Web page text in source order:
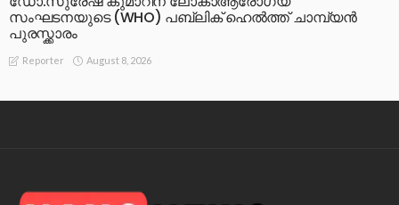
സംഘടനയുടെ (WHO) പബ്ലിക് ഹെൽത്ത് ചാമ്പ്യൻ
പുരസ്ക്കാരം
Reporter August 8, 2026